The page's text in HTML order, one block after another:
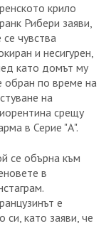
крило
Рибери заяви,
се чувства
и несигурен,
като домът му
обран по време на
на
срещу
в Серие "А".
се обърна към
в
е
си, като заяви, че